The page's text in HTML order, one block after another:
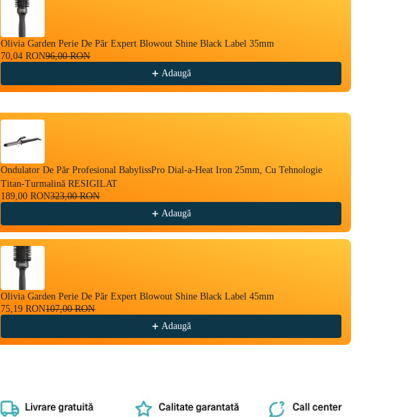
Olivia Garden Perie De Păr Expert Blowout Shine Black Label 35mm
70,04 RON96,00 RON
Adaugă
Ondulator De Păr Profesional BabylissPro Dial-a-Heat Iron 25mm, Cu Tehnologie
Titan-Turmalină RESIGILAT
189,00 RON323,00 RON
Adaugă
Olivia Garden Perie De Păr Expert Blowout Shine Black Label 45mm
75,19 RON107,00 RON
Adaugă